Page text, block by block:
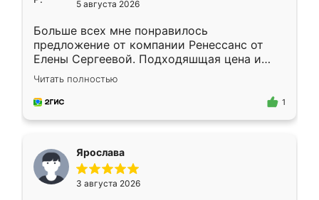
5 августа 2026
Больше всех мне понравилось
предложение от компании Ренессанс от
Елены Сергеевой. Подходяшщая цена и
короткие сроки изготовления. Приехавший
для замера сотрудник Владислав
предложил по моему эскизу самый
Читать полностью
1
Ярослава
3 августа 2026